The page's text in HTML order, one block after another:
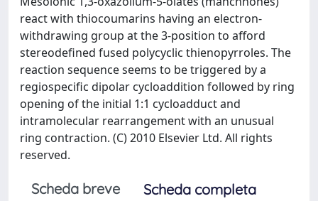
react with thiocoumarins having an electron-
withdrawing group at the 3-position to afford
stereodefined fused polycyclic thienopyrroles. The
reaction sequence seems to be triggered by a
regiospecific dipolar cycloaddition followed by ring
opening of the initial 1:1 cycloadduct and
intramolecular rearrangement with an unusual
ring contraction. (C) 2010 Elsevier Ltd. All rights
reserved.
Scheda breve
Scheda completa